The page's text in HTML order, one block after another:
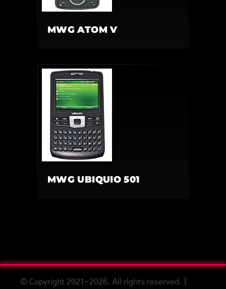
MWG ATOM V
MWG UBIQUIO 501
© Copyright 2021-2026. All rights reserved. |